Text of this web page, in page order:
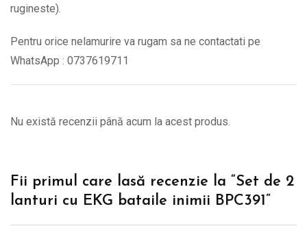
rugineste).
Pentru orice nelamurire va rugam sa ne contactati pe
WhatsApp : 0737619711
Nu există recenzii până acum la acest produs.
Fii primul care lasă recenzie la “Set de 2
lanturi cu EKG bataile inimii BPC391”